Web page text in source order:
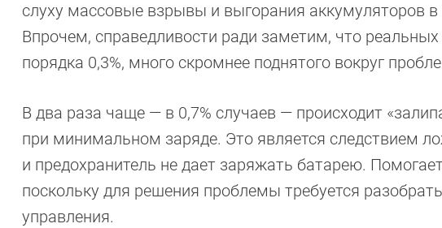
слуху массовые взрывы и выгорания аккумуляторов в
Впрочем, справедливости ради заметим, что
порядка 0,3%, много скромнее поднятого вокруг
В два раза чаще — в 0,7% случаев — происходит
при минимальном заряде. Это является следствием
и предохранитель не дает заряжать батарею.
поскольку для решения проблемы требуется
управления.